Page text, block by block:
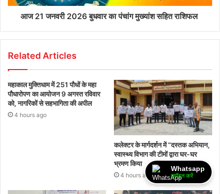
आज 21 जनवरी 2026 बुधवार का पंचांग मुख्यांश सहित राशिफल
Related Articles
महाकाल मुक्तिधाम में 251 पौधों के महा
पौधारोपण का आयोजन 9 अगस्त रविवार
को, नागरिकों से सहभागिता की अपील
4 hours ago
कलेक्टर के मार्गदर्शन में “दस्तक अभियान,‌
स्वास्थ्य विभाग की टीमों द्वारा घर-घर
भ्रमण किया
4 hours ago
Whatsapp
ज्वॉइन करें